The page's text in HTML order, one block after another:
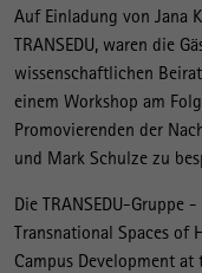
Auf Einladung von Jana
TRANSEDU, waren die
wissenschaftlichen
einem Workshop am
Promovierenden der
und Mark Schulze zu
Die TRANSEDU-
Transnational Spaces of
Campus Development